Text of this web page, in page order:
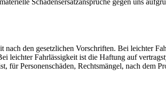
Schadensersatzansprüche gegen uns
nach den gesetzlichen Vorschriften. Bei leichter
leichter Fahrlässigkeit ist die Haftung auf
für Personenschäden, Rechtsmängel, nach dem